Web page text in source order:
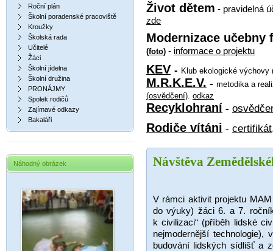
Roční plán
Školní poradenské pracoviště
Kroužky
Školská rada
Učitelé
Žáci
Školní jídelna
Školní družina
PRONÁJMY
Spolek rodičů
Zajímavé odkazy
Bakaláři
Náhodný obrázek
Život dětem - pravidelná
zde
Modernizace učebny
(foto) - informace o projektu
KEV - Klub ekologické výchovy
M.R.K.E.V. - metodika a
(osvědčení). odkaz
Recyklohraní -
Rodiče vítáni - certifikát
Návštěva
V rámci aktivit projektu
do výuky) žáci 6. a 7.
k civilizaci“ (příběh lidské
nejmodernější
budování lidských sídlišť a